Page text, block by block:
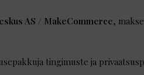
AS / MakeCommerce,
tingimuste ja